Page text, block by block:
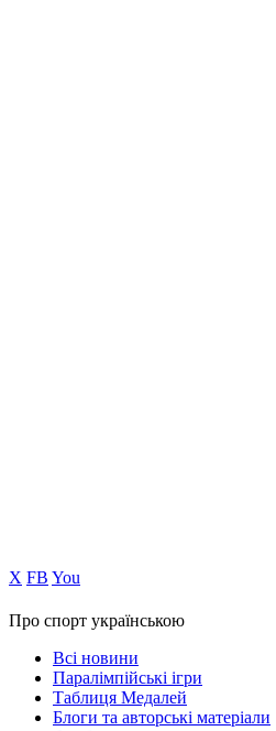
Х FB You
Про спорт українською
Всі новини
Паралімпійські ігри
Таблиця Медалей
Блоги та авторські матеріали